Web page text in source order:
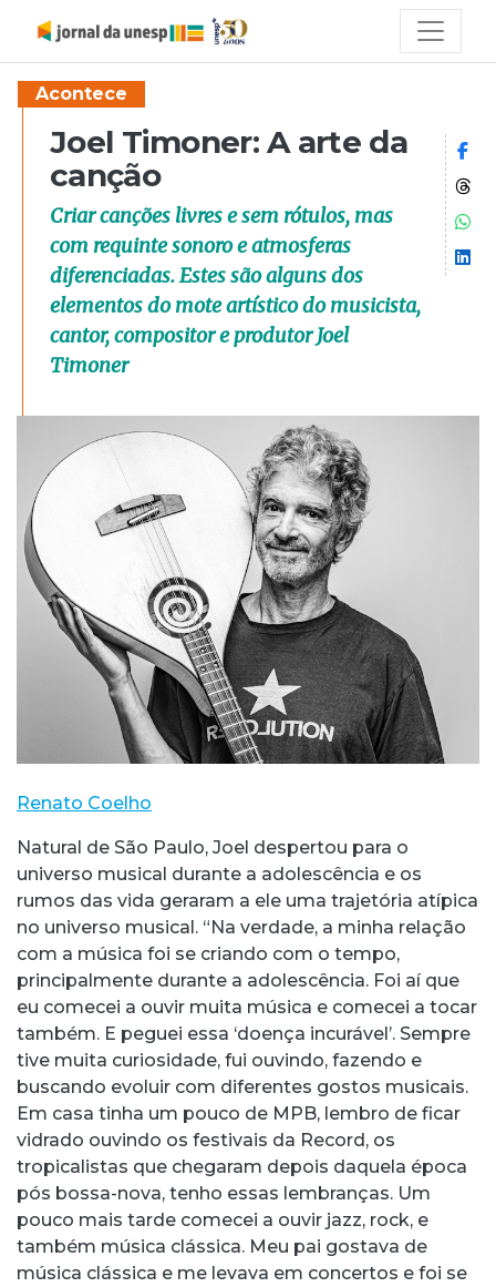
Acontece
Joel Timoner: A arte da
canção
Criar canções livres e sem rótulos, mas
com requinte sonoro e atmosferas
diferenciadas. Estes são alguns dos
elementos do mote artístico do musicista,
cantor, compositor e produtor Joel
Timoner
Renato Coelho
Natural de São Paulo, Joel despertou para o
universo musical durante a adolescência e os
rumos das vida geraram a ele uma trajetória atípica
no universo musical. “Na verdade, a minha relação
com a música foi se criando com o tempo,
principalmente durante a adolescência. Foi aí que
eu comecei a ouvir muita música e comecei a tocar
também. E peguei essa ‘doença incurável’. Sempre
tive muita curiosidade, fui ouvindo, fazendo e
buscando evoluir com diferentes gostos musicais.
Em casa tinha um pouco de MPB, lembro de ficar
vidrado ouvindo os festivais da Record, os
tropicalistas que chegaram depois daquela época
pós bossa-nova, tenho essas lembranças. Um
pouco mais tarde comecei a ouvir jazz, rock, e
também música clássica. Meu pai gostava de
música clássica e me levava em concertos e foi se